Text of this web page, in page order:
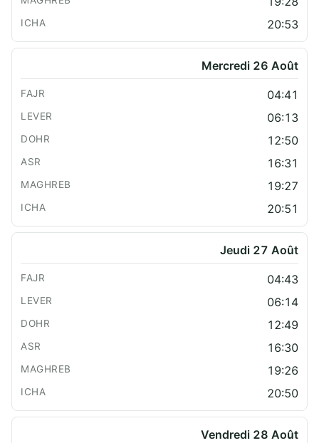
20:53
Mercredi 26 Août
04:41
06:13
12:50
16:31
19:27
20:51
Jeudi 27 Août
04:43
06:14
12:49
16:30
19:26
20:50
Vendredi 28 Août